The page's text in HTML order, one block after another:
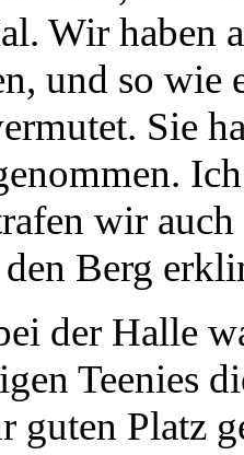
Wir haben
und so wie
Sie
wir
Berg
der Halle
Teenies
guten Platz